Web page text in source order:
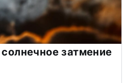
затмение